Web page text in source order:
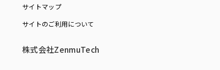
サイトマップ
サイトのご利用について
株式会社ZenmuTech